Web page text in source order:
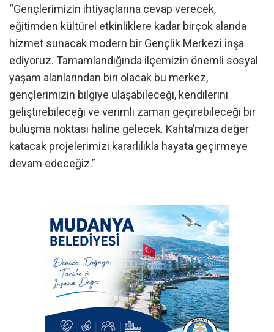
“Gençlerimizin ihtiyaçlarına cevap verecek,
eğitimden kültürel etkinliklere kadar birçok alanda
hizmet sunacak modern bir Gençlik Merkezi inşa
ediyoruz. Tamamlandığında ilçemizin önemli sosyal
yaşam alanlarından biri olacak bu merkez,
gençlerimizin bilgiye ulaşabileceği, kendilerini
geliştirebileceği ve verimli zaman geçirebileceği bir
buluşma noktası haline gelecek. Kahta’mıza değer
katacak projelerimizi kararlılıkla hayata geçirmeye
devam edeceğiz.”